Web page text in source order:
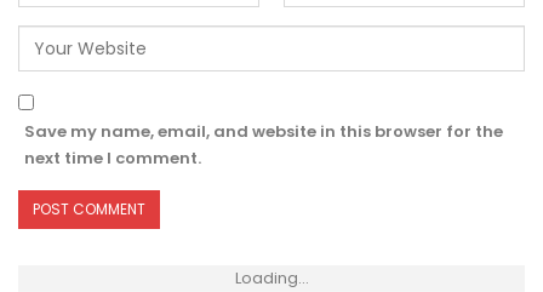
Save my name, email, and website in this browser for the
next time I comment.
Loading...